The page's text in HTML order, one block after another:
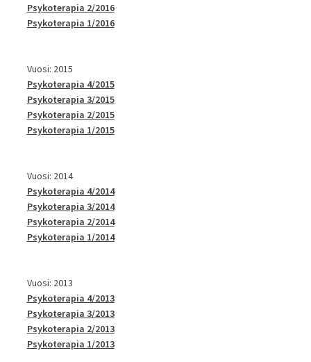
Psykoterapia 2/2016
Psykoterapia 1/2016
Vuosi: 2015
Psykoterapia 4/2015
Psykoterapia 3/2015
Psykoterapia 2/2015
Psykoterapia 1/2015
Vuosi: 2014
Psykoterapia 4/2014
Psykoterapia 3/2014
Psykoterapia 2/2014
Psykoterapia 1/2014
Vuosi: 2013
Psykoterapia 4/2013
Psykoterapia 3/2013
Psykoterapia 2/2013
Psykoterapia 1/2013